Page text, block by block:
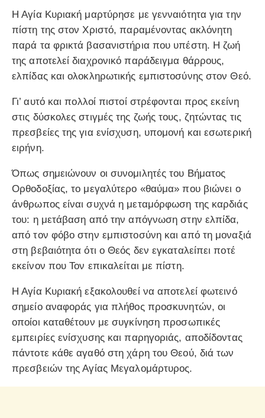
Η Αγία Κυριακή μαρτύρησε με γενναιότητα για την
πίστη της στον Χριστό, παραμένοντας ακλόνητη
παρά τα φρικτά βασανιστήρια που υπέστη. Η ζωή
της αποτελεί διαχρονικό παράδειγμα θάρρους,
ελπίδας και ολοκληρωτικής εμπιστοσύνης στον Θεό.
Γι’ αυτό και πολλοί πιστοί στρέφονται προς εκείνη
στις δύσκολες στιγμές της ζωής τους, ζητώντας τις
πρεσβείες της για ενίσχυση, υπομονή και εσωτερική
ειρήνη.
Όπως σημειώνουν οι συνομιλητές του Βήματος
Ορθοδοξίας, το μεγαλύτερο «θαύμα» που βιώνει ο
άνθρωπος είναι συχνά η μεταμόρφωση της καρδιάς
του: η μετάβαση από την απόγνωση στην ελπίδα,
από τον φόβο στην εμπιστοσύνη και από τη μοναξιά
στη βεβαιότητα ότι ο Θεός δεν εγκαταλείπει ποτέ
εκείνον που Τον επικαλείται με πίστη.
Η Αγία Κυριακή εξακολουθεί να αποτελεί φωτεινό
σημείο αναφοράς για πλήθος προσκυνητών, οι
οποίοι καταθέτουν με συγκίνηση προσωπικές
εμπειρίες ενίσχυσης και παρηγοριάς, αποδίδοντας
πάντοτε κάθε αγαθό στη χάρη του Θεού, διά των
πρεσβειών της Αγίας Μεγαλομάρτυρος.